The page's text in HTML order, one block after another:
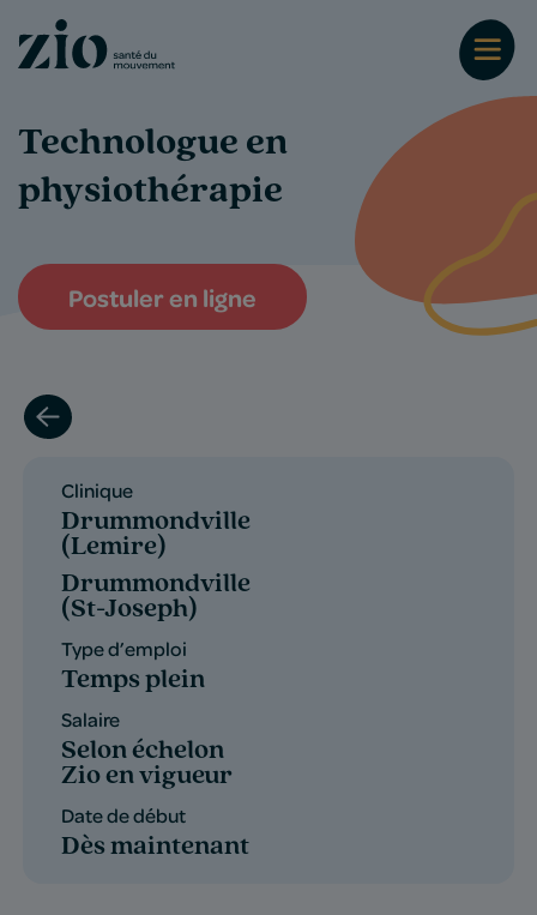
Technologue en
physiothérapie
Postuler en ligne
Clinique
Drummondville
(Lemire)
Drummondville
(St-Joseph)
Type d’emploi
Temps plein
Salaire
Selon échelon
Zio en vigueur
Date de début
Dès maintenant